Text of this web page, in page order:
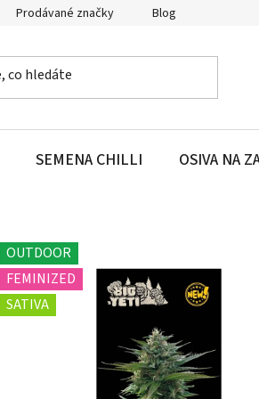
Prodávané značky Blog
SEMENA CHILLI OSIVA NA
OUTDOOR
FEMINIZED
SATIVA